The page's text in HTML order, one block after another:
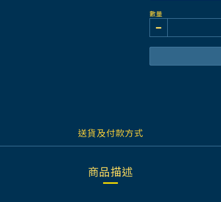
數量
送貨及付款方式
商品描述